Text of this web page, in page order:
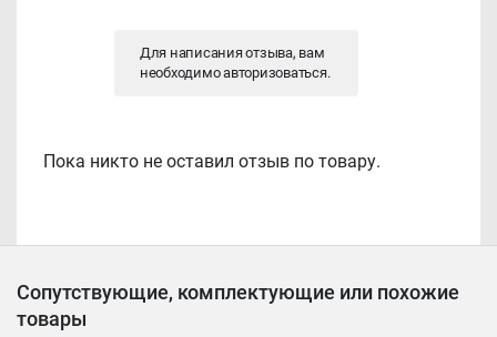
Пока никто не оставил отзыв по товару.
Для написания отзыва, вам
необходимоавторизоваться.
Сопутствующие, комплектующие или похожие
товары